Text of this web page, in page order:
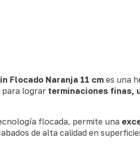
Flocado Naranja 11 cm es una
para lograr terminaciones finas,
flocada, permite una
de alta calidad en